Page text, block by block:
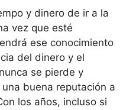
y dinero de ir a la
vez que esté
ese conocimiento
del dinero y el
se pierde y
buena reputación a
los años, incluso si